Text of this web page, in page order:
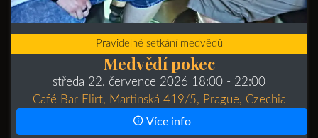
Pravidelné setkání medvědů
Medvědí pokec
středa 22. července 2026 18:00 - 22:00
Café Bar Flirt, Martinská 419/5, Prague, Czechia
Více info